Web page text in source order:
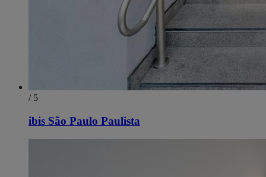
/ 5
ibis São Paulo Paulista